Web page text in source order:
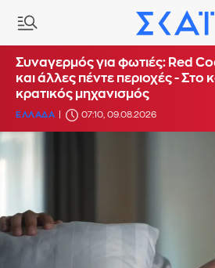
Συναγερμός για φωτιές: Red
και άλλες πέντε περιοχές - Στο
κρατικός μηχανισμός
ΕΛΛΑΔΑ 07:10, 09.08.2026